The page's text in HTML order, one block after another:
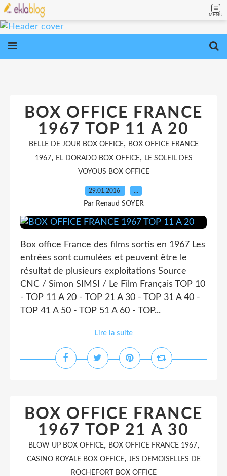
MENU
BOX OFFICE FRANCE
1967 TOP 11 A 20
BELLE DE JOUR BOX OFFICE, BOX OFFICE FRANCE
1967, EL DORADO BOX OFFICE, LE SOLEIL DES
VOYOUS BOX OFFICE
29.01.2016 …
Par Renaud SOYER
Box office France des films sortis en 1967 Les
entrées sont cumulées et peuvent être le
résultat de plusieurs exploitations Source
CNC / Simon SIMSI / Le Film Français TOP 10
- TOP 11 A 20 - TOP 21 A 30 - TOP 31 A 40 -
TOP 41 A 50 - TOP 51 A 60 - TOP...
Lire la suite
BOX OFFICE FRANCE
1967 TOP 21 A 30
BLOW UP BOX OFFICE, BOX OFFICE FRANCE 1967,
CASINO ROYALE BOX OFFICE, JES DEMOISELLES DE
ROCHEFORT BOX OFFICE